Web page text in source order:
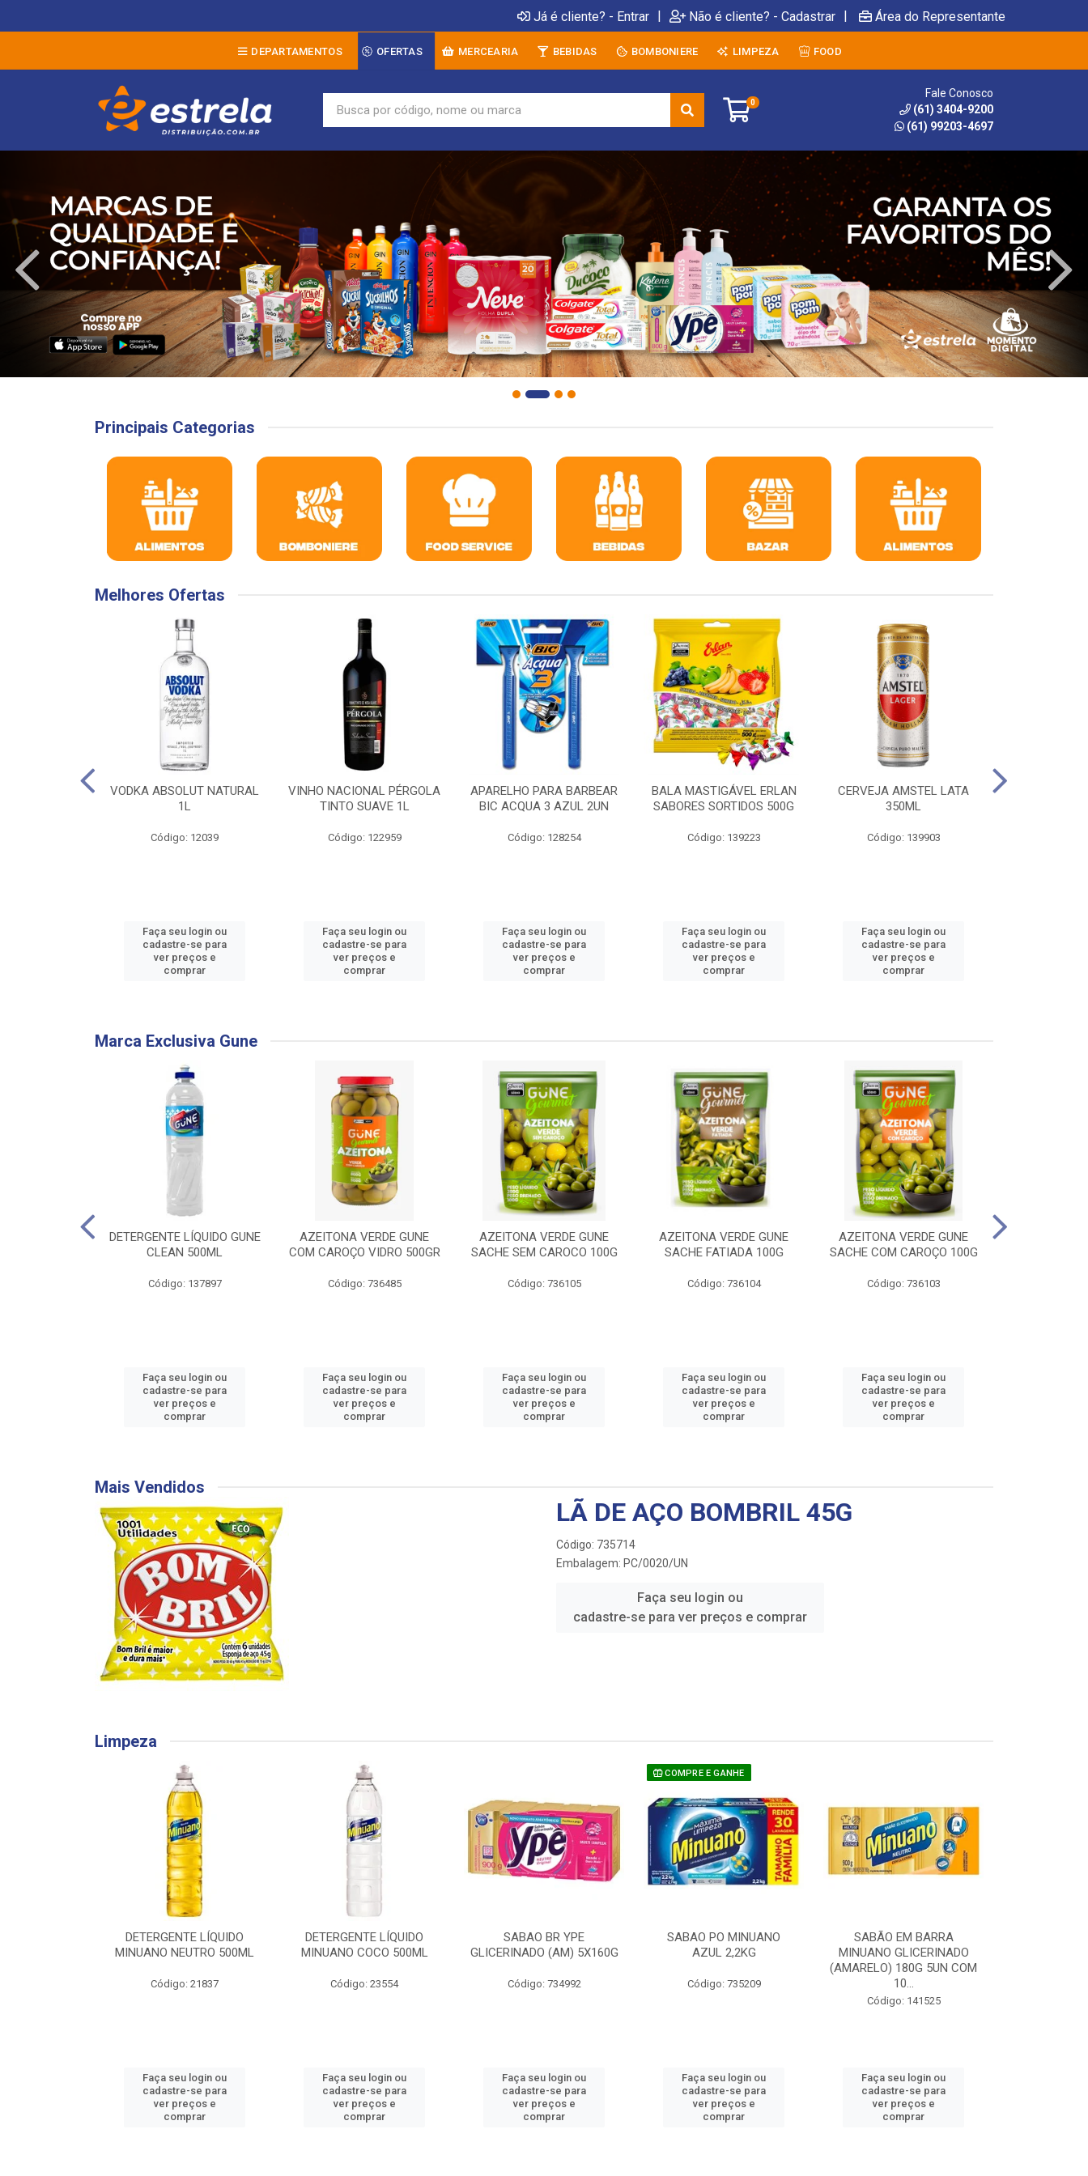
Já é cliente? - Entrar | Não é cliente? - Cadastrar | Área do Representante
DEPARTAMENTOS OFERTAS MERCEARIA BEBIDAS BOMBONIERE LIMPEZA FOOD
0
Fale Conosco
(61) 3404-9200
(61) 99203-4697
Principais Categorias
Melhores Ofertas
VODKA ABSOLUT NATURAL
1L
Código: 12039
Faça seu login ou
cadastre-se para
ver preços e
comprar
VINHO NACIONAL PÉRGOLA
TINTO SUAVE 1L
Código: 122959
Faça seu login ou
cadastre-se para
ver preços e
comprar
APARELHO PARA BARBEAR
BIC ACQUA 3 AZUL 2UN
Código: 128254
Faça seu login ou
cadastre-se para
ver preços e
comprar
BALA MASTIGÁVEL ERLAN
SABORES SORTIDOS 500G
Código: 139223
Faça seu login ou
cadastre-se para
ver preços e
comprar
CERVEJA AMSTEL LATA
350ML
Código: 139903
Faça seu login ou
cadastre-se para
ver preços e
comprar
Marca Exclusiva Gune
DETERGENTE LÍQUIDO GUNE
CLEAN 500ML
Código: 137897
Faça seu login ou
cadastre-se para
ver preços e
comprar
AZEITONA VERDE GUNE
COM CAROÇO VIDRO 500GR
Código: 736485
Faça seu login ou
cadastre-se para
ver preços e
comprar
AZEITONA VERDE GUNE
SACHE SEM CAROCO 100G
Código: 736105
Faça seu login ou
cadastre-se para
ver preços e
comprar
AZEITONA VERDE GUNE
SACHE FATIADA 100G
Código: 736104
Faça seu login ou
cadastre-se para
ver preços e
comprar
AZEITONA VERDE GUNE
SACHE COM CAROÇO 100G
Código: 736103
Faça seu login ou
cadastre-se para
ver preços e
comprar
Mais Vendidos
LÃ DE AÇO BOMBRIL 45G
Código: 735714
Embalagem: PC/0020/UN
Faça seu login ou
cadastre-se para ver preços e comprar
Limpeza
DETERGENTE LÍQUIDO
MINUANO COCO 500ML
Código: 23554
Faça seu login ou
cadastre-se para
ver preços e
comprar
SABAO BR YPE
GLICERINADO (AM) 5X160G
Código: 734992
Faça seu login ou
cadastre-se para
ver preços e
comprar
SABAO PO MINUANO
AZUL 2,2KG
Código: 735209
Faça seu login ou
cadastre-se para
ver preços e
comprar
SABÃO EM BARRA
MINUANO GLICERINADO
10...
Faça seu login ou
cadastre-se para
ver preços e
comprar
DETERGENTE LÍQUIDO
MINUANO NEUTRO 500ML
Código: 21837
Faça seu login ou
cadastre-se para
ver preços e
comprar